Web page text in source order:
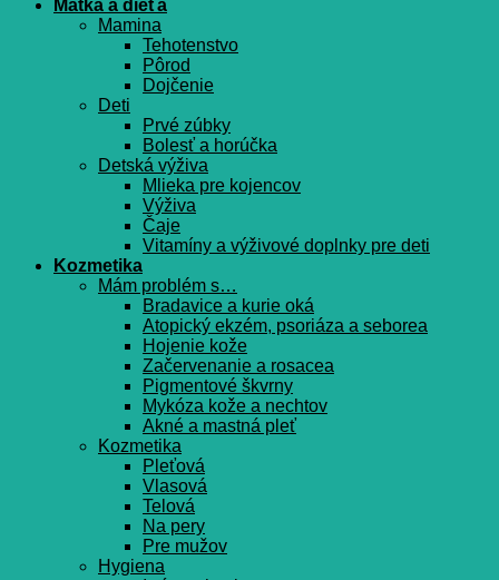
Matka a dieťa
Mamina
Tehotenstvo
Pôrod
Dojčenie
Deti
Prvé zúbky
Bolesť a horúčka
Detská výživa
Mlieka pre kojencov
Výživa
Čaje
Vitamíny a výživové doplnky pre deti
Kozmetika
Mám problém s…
Bradavice a kurie oká
Atopický ekzém, psoriáza a seborea
Hojenie kože
Začervenanie a rosacea
Pigmentové škvrny
Mykóza kože a nechtov
Akné a mastná pleť
Kozmetika
Pleťová
Vlasová
Telová
Na pery
Pre mužov
Hygiena